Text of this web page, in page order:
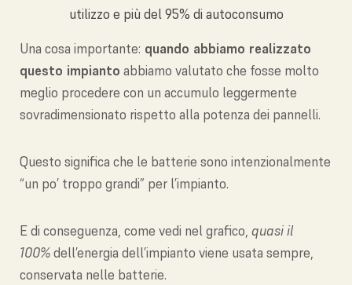
Una cosa importante: quando abbiamo realizzato
questo impianto abbiamo valutato che fosse molto
meglio procedere con un accumulo leggermente
sovradimensionato rispetto alla potenza dei pannelli.
Questo significa che le batterie sono intenzionalmente
“un po’ troppo grandi” per l’impianto.
E di conseguenza, come vedi nel grafico, quasi il
100%dell’energia dell’impianto viene usata sempre,
conservata nelle batterie.